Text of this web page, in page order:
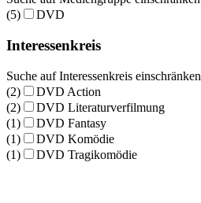
(5)
DVD
Interessenkreis
Suche auf Interessenkreis einschränken
(2)
DVD Action
(2)
DVD Literaturverfilmung
(1)
DVD Fantasy
(1)
DVD Komödie
(1)
DVD Tragikomödie